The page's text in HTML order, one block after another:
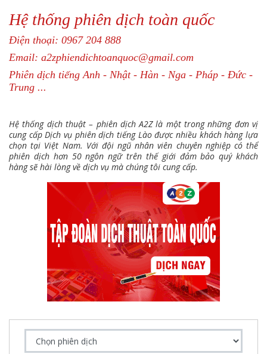
Hệ thống phiên dịch toàn quốc
Điện thoại: 0967 204 888
Email: a2zphiendichtoanquoc@gmail.com
Phiên dịch tiếng Anh - Nhật - Hàn - Nga - Pháp - Đức -
Trung ...
Hệ thống dịch thuật – phiên dịch A2Z là một trong những đơn vị
cung cấp Dịch vụ phiên dịch tiếng Lào được nhiều khách hàng lựa
chọn tại Việt Nam. Với đội ngũ nhân viên chuyên nghiệp có thể
phiên dịch hơn 50 ngôn ngữ trên thế giới đảm bảo quý khách
hàng sẽ hài lòng về dịch vụ mà chúng tôi cung cấp.